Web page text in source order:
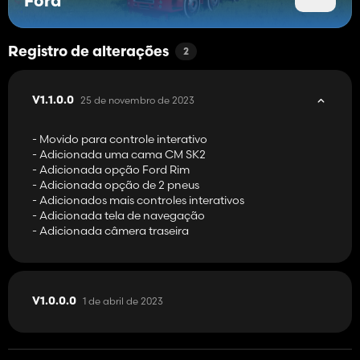
➣ TR
➣ Daniel Weiss
➣ Peterray1312
➣ Lucas Etzler
➣ Vaidas Drulia
➣ Brian O'Michelin
➣ Michael Grant Graves
➣ B Whalen
Apoie-nos no Patreon e obtenha mods exclusivos:
Participe do nosso canal do Discord:
https://discord.gg/tAvfJdzBr5
Apoie-nos em:
Outras doações em:
Registro de alterações 2
V1.1.0.0 25 de novembro de 2023
- Movido para controle interativo
- Adicionada uma cama CM SK2
- Adicionada opção Ford Rim
- Adicionada opção de 2 pneus
- Adicionados mais controles interativos
- Adicionada tela de navegação
- Adicionada câmera traseira
V1.0.0.0 1 de abril de 2023